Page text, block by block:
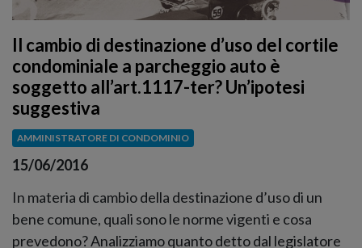
Il cambio di destinazione d’uso del cortile
condominiale a parcheggio auto è
soggetto all’art.1117-ter? Un’ipotesi
suggestiva
AMMINISTRATORE DI CONDOMINIO
15/06/2016
In materia di cambio della destinazione d’uso di un
bene comune, quali sono le norme vigenti e cosa
prevedono? Analizziamo quanto detto dal legislatore